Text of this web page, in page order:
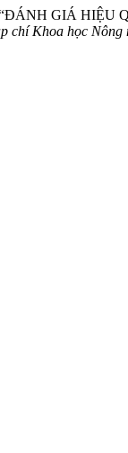
“ĐÁNH GIÁ
chí Khoa học Nông